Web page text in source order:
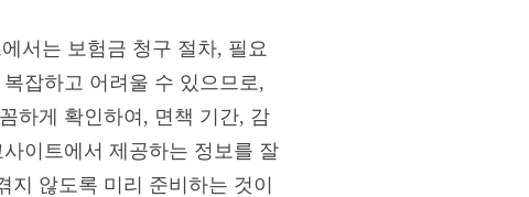
서는 보험금 청구 절차, 필요
잡하고 어려울 수 있으므로,
하게 확인하여, 면책 기간, 감
이트에서 제공하는 정보를 잘
지 않도록 미리 준비하는 것이